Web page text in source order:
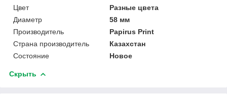
Цвет
Разные цвета
Диаметр
58 мм
Производитель
Papirus Print
Страна производитель
Казахстан
Состояние
Новое
Скрыть